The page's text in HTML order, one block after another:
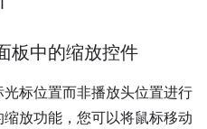
板中的缩放控件
标位置而非播放头位置进行
放功能，您可以将鼠标移动